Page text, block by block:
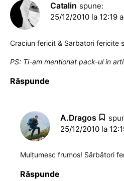
Catalin spune:
25/12/2010 la 12:19
Craciun fericit & Sarbatori fericite
PS: Ti-am mentionat pack-ul in
Răspunde
A.Dragos
25/12/2010 la
Mulţumesc frumos! Sărbători
Răspunde